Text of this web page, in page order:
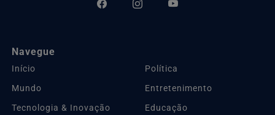
Navegue
Início
Política
Mundo
Entretenimento
Tecnologia & Inovação
Educação